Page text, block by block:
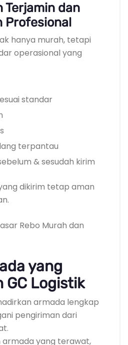
Terjamin dan
Profesional
hanya murah, tetapi
operasional yang
standar
terpantau
& sesudah kirim
dikirim tetap aman
yang
GC Logistik
armada lengkap
pengiriman dari
armada yang terawat,